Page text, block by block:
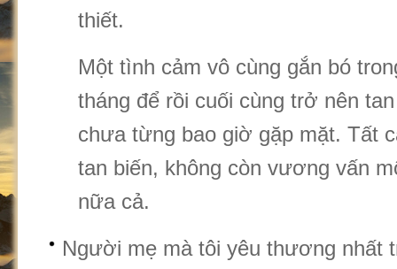
thiết.
Một tình cảm vô cùng gắn bó
tháng để rồi cuối cùng trở nên
chưa từng bao giờ gặp mặt. Tất
tan biến, không còn vương vấn
nữa cả.
Người mẹ mà tôi yêu thương nhất